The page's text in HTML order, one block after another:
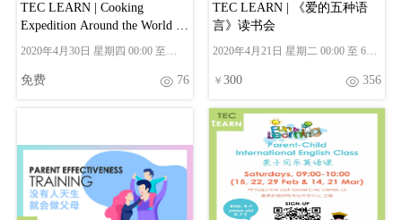
TEC LEARN | Cooking
Expedition Around the World 世
界美食之旅
2020年4月30日 星期四 00:00 至
免费 76
TEC LEARN | 《爱的五种语
言》读书会
2020年4月21日 星期二 00:00 至 6月
￥ 300 356